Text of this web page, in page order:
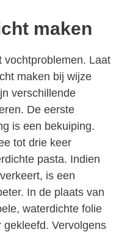
maken
vochtproblemen. Laat
maken bij wijze
verschillende
De eerste
is een bekuiping.
tot drie keer
pasta. Indien
is een
In de plaats van
waterdichte folie
Vervolgens